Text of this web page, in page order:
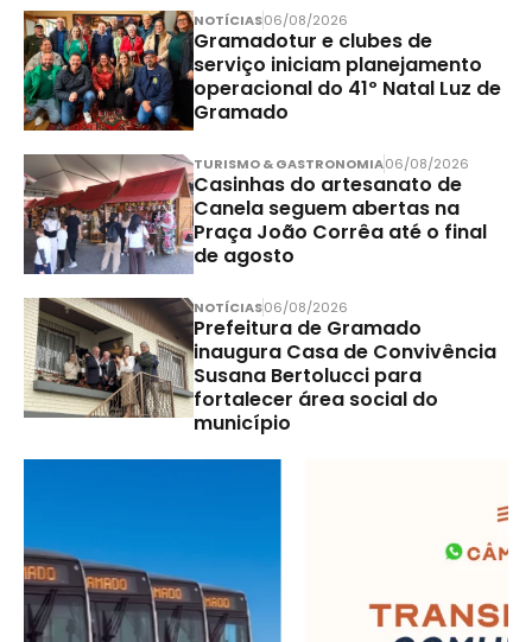
NOTÍCIAS06/08/2026
Gramadotur e clubes de
serviço iniciam planejamento
operacional do 41º Natal Luz de
Gramado
TURISMO & GASTRONOMIA06/08/2026
Casinhas do artesanato de
Canela seguem abertas na
Praça João Corrêa até o final
de agosto
NOTÍCIAS06/08/2026
Prefeitura de Gramado
inaugura Casa de Convivência
Susana Bertolucci para
fortalecer área social do
município